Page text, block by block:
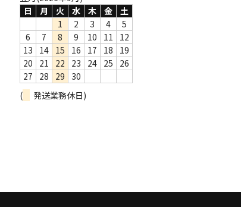
日
月 火 水 木 金
土
1
2 3 4
5
6
7 8 9 10 11
12
13
14 15 16 17 18
19
20
21 22 23 24 25
26
27
28 29
30
(
発送業務休日)